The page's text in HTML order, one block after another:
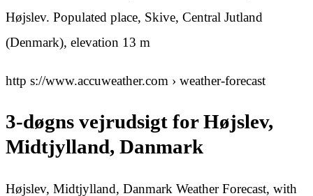
Højslev. Populated place, Skive, Central Jutland
(Denmark), elevation 13 m
http s://www.accuweather.com › weather-forecast
3-døgns vejrudsigt for Højslev,
Midtjylland, Danmark
Højslev, Midtjylland, Danmark Weather Forecast, with